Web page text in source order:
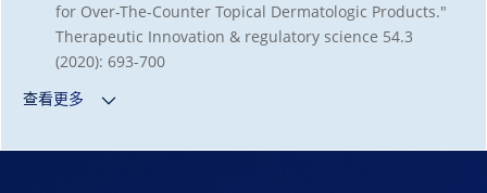
for Over-The-Counter Topical Dermatologic Products."
Therapeutic Innovation & regulatory science 54.3
(2020): 693-700
查看更多